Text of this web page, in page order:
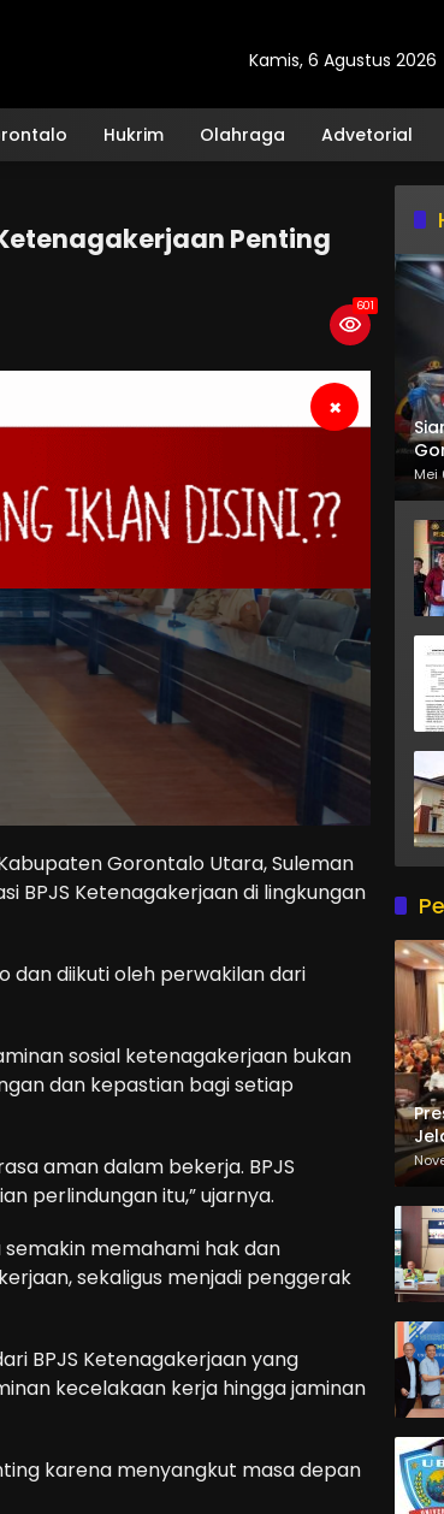
Kamis, 6 Agustus 2026
Hukrim Olahraga Advetorial
Penting
601
×
Gorontalo Utara, Suleman
BPJS Ketenagakerjaan di lingkungan
dan diikuti oleh perwakilan dari
sosial ketenagakerjaan bukan
dan kepastian bagi setiap
aman dalam bekerja. BPJS
perlindungan itu,” ujarnya.
memahami hak dan
sekaligus menjadi penggerak
BPJS Ketenagakerjaan yang
kecelakaan kerja hingga jaminan
karena menyangkut masa depan
Mei